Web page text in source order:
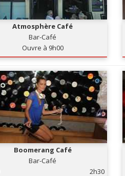
Atmosphère Café
Bar-Café
Ouvre à 9h00
Boomerang Café
Bar-Café
2h30